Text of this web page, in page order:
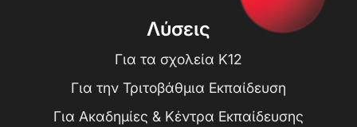
Λύσεις
Για τα σχολεία K12
Για την Τριτοβάθμια Εκπαίδευση
Για Ακαδημίες & Κέντρα Εκπαίδευσης